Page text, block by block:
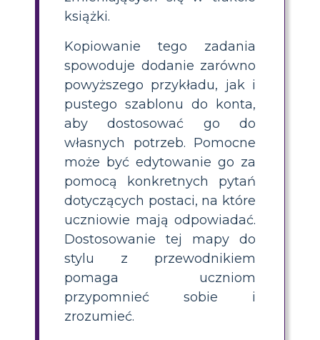
książki.
Kopiowanie tego zadania
spowoduje dodanie zarówno
powyższego przykładu, jak i
pustego szablonu do konta,
aby dostosować go do
własnych potrzeb. Pomocne
może być edytowanie go za
pomocą konkretnych pytań
dotyczących postaci, na które
uczniowie mają odpowiadać.
Dostosowanie tej mapy do
stylu z przewodnikiem
pomaga uczniom
przypomnieć sobie i
zrozumieć.